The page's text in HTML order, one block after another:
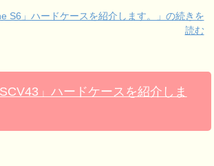
S6」ハードケースを紹介します。」の続きを
読む
」ハードケースを紹介しま